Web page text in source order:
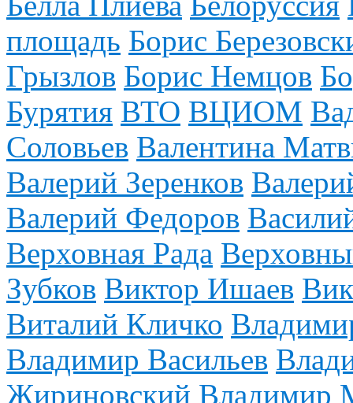
площадь Борис
Грызлов Борис Немцов
Бурятия ВТО ВЦИОМ
Соловьев Валентина
Валерий Зеренков
Валерий Федоров
Верховная Рада
Зубков Виктор Ишаев
Виталий Кличко
Владимир Васильев
Жириновский Владимир